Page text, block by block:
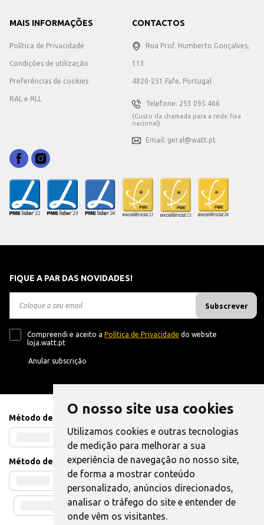
O nosso site usa cookies
Utilizamos cookies e outras tecnologias
de medição para melhorar a sua
experiência de navegação no nosso site,
de forma a mostrar conteúdo
personalizado, anúncios direcionados,
analisar o tráfego do site e entender de
onde vêm os visitantes.
MAIS INFORMAÇÕES
Política de Privacidade
Condições de utilização
Preferências de cookies
RAL e RLL
CONTACTOS
Rua Prof. Humberto Gonçalves,
113
4820-251 Fafe, Portugal
Telefone: 253 095 466
(Custo da chamada para a rede fixa
nacional)
Email: geral@watt.pt
FIQUE A PAR DAS NOVIDADES!
Subscrever
Compreendi e aceito a Política de Privacidade do website
loja.watt.pt
Anular subscrição
Método de Pagamento
Método de Envio